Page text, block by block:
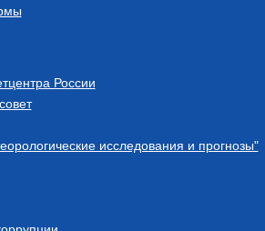
России
исследования и прогнозы"